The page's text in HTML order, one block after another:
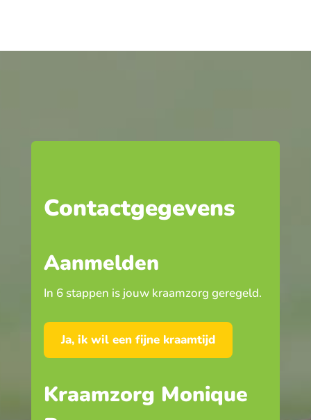
Contactgegevens
Aanmelden
In 6 stappen is jouw kraamzorg geregeld.
Ja, ik wil een fijne kraamtijd
Kraamzorg Monique